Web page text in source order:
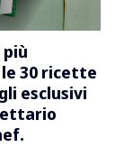
30 ricette
esclusivi